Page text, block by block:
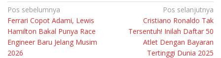
Navigasi
pos
Pos sebelumnya
Ferrari Copot Adami, Lewis
Hamilton Bakal Punya Race
Engineer Baru Jelang Musim
2026
Pos selanjutnya
Cristiano Ronaldo Tak
Tersentuh! Inilah Daftar 50
Atlet Dengan Bayaran
Tertinggi Dunia 2025